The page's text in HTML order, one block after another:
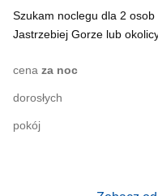
Szukam noclegu dla 2
Jastrzebiej Gorze lub
cena za noc
dorosłych
pokój